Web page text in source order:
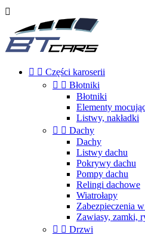

  Części karoserii
  Błotniki
Błotniki
Elementy
Listwy, nakładki
  Dachy
Dachy
Listwy dachu
Pokrywy dachu
Pompy dachu
Relingi dachowe
Wiatrołapy
Zabezpieczenia
Zawiasy, zamki,
  Drzwi